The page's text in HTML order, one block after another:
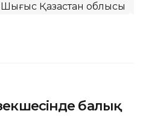
Шығыс Қазақстан облысы
балық